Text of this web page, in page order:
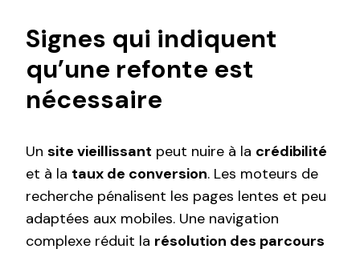
Signes qui indiquent
qu’une refonte est
nécessaire
Un site vieillissant peut nuire à la crédibilité
et à la taux de conversion. Les moteurs de
recherche pénalisent les pages lentes et peu
adaptées aux mobiles. Une navigation
complexe réduit la résolution des parcours